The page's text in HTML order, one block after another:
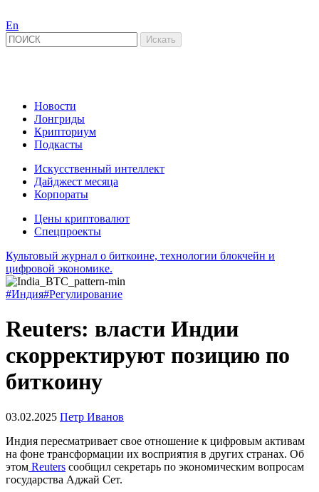
En
Новости
Лонгриды
Крипториум
Подкасты
Искусственный интеллект
Дайджест месяца
Корпораты
Цены криптовалют
Спецпроекты
Культовый журнал о биткоине, технологии блокчейн и
цифровой экономике.
#Индия#Регулирование
Reuters: власти Индии
скорректируют позицию по
биткоину
03.02.2025 Петр Иванов
Индия пересматривает свое отношение к цифровым активам
на фоне трансформации их восприятия в других странах. Об
этом Reuters сообщил секретарь по экономическим вопросам
государства Аджай Сет.